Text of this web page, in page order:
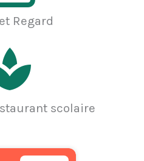
Regard
scolaire